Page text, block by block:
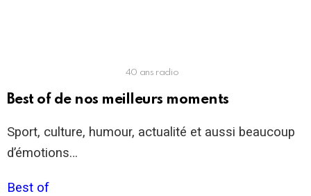
40 ans radio
Best of de nos meilleurs moments
Sport, culture, humour, actualité et aussi beaucoup
d’émotions…
Best of